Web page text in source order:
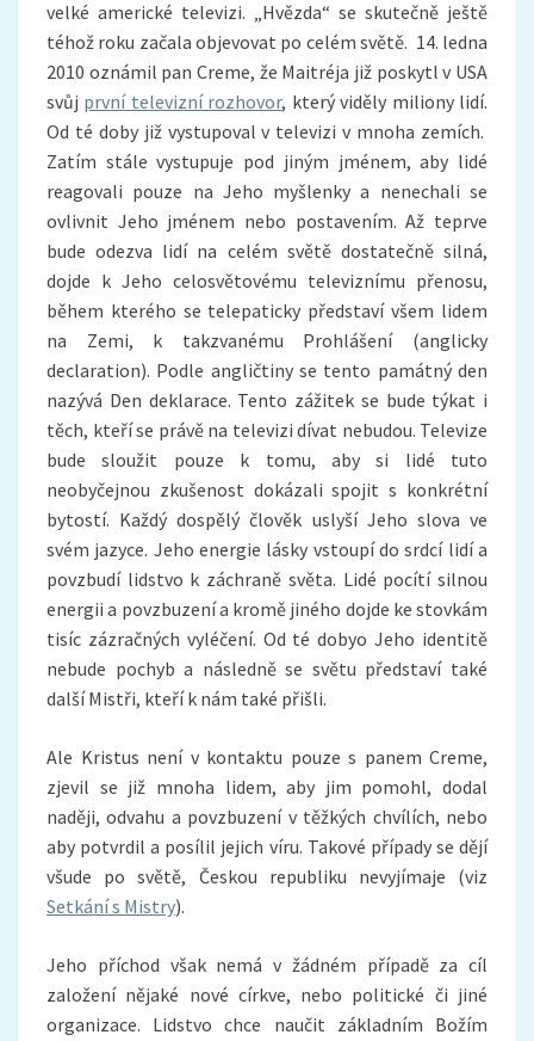
velké americké televizi. „Hvězda“ se skutečně ještě
téhož roku začala objevovat po celém světě. 14. ledna
2010 oznámil pan Creme, že Maitréja již poskytl v USA
svůj první televizní rozhovor, který viděly miliony lidí.
Od té doby již vystupoval v televizi v mnoha zemích.
Zatím stále vystupuje pod jiným jménem, aby lidé
reagovali pouze na Jeho myšlenky a nenechali se
ovlivnit Jeho jménem nebo postavením. Až teprve
bude odezva lidí na celém světě dostatečně silná,
dojde k Jeho celosvětovému televiznímu přenosu,
během kterého se telepaticky představí všem lidem
na Zemi, k takzvanému Prohlášení (anglicky
declaration). Podle angličtiny se tento památný den
nazývá Den deklarace. Tento zážitek se bude týkat i
těch, kteří se právě na televizi dívat nebudou. Televize
bude sloužit pouze k tomu, aby si lidé tuto
neobyčejnou zkušenost dokázali spojit s konkrétní
bytostí. Každý dospělý člověk uslyší Jeho slova ve
svém jazyce. Jeho energie lásky vstoupí do srdcí lidí a
povzbudí lidstvo k záchraně světa. Lidé pocítí silnou
energii a povzbuzení a kromě jiného dojde ke stovkám
tisíc zázračných vyléčení. Od té dobyo Jeho identitě
nebude pochyb a následně se světu představí také
další Mistři, kteří k nám také přišli.
Ale Kristus není v kontaktu pouze s panem Creme,
zjevil se již mnoha lidem, aby jim pomohl, dodal
naději, odvahu a povzbuzení v těžkých chvílích, nebo
aby potvrdil a posílil jejich víru. Takové případy se dějí
všude po světě, Českou republiku nevyjímaje (viz
Setkání s Mistry).
Jeho příchod však nemá v žádném případě za cíl
založení nějaké nové církve, nebo politické či jiné
organizace. Lidstvo chce naučit základním Božím